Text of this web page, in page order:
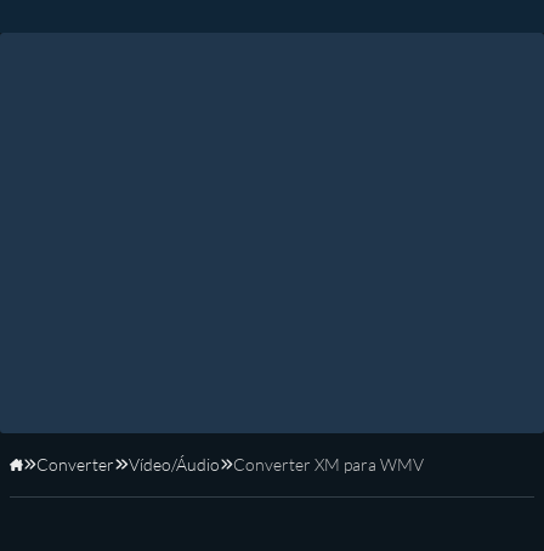
Início
Converter Vídeo/Áudio Converter XM para WMV